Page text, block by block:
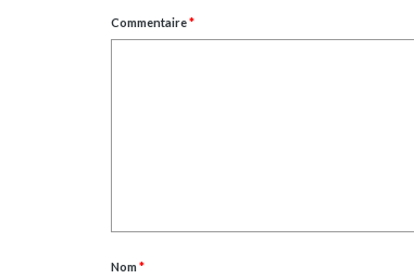
Commentaire*
Nom*